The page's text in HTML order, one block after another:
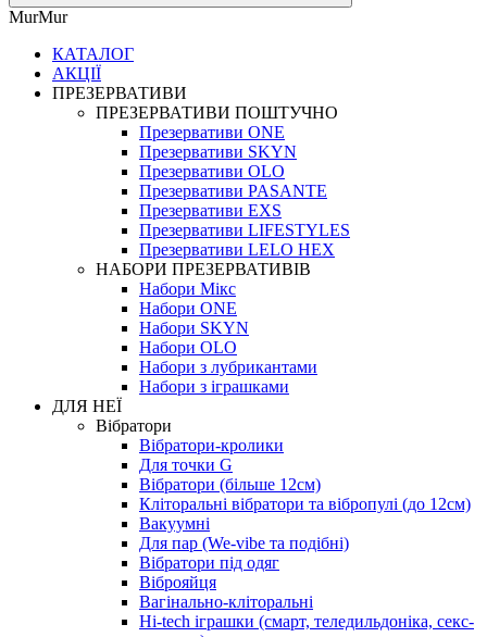
MurMur
КАТАЛОГ
АКЦІЇ
ПРЕЗЕРВАТИВИ
ПРЕЗЕРВАТИВИ ПОШТУЧНО
Презервативи ONE
Презервативи SKYN
Презервативи OLO
Презервативи PASANTE
Презервативи EXS
Презервативи LIFESTYLES
Презервативи LELO HEX
НАБОРИ ПРЕЗЕРВАТИВІВ
Набори Мікс
Набори ONE
Набори SKYN
Набори OLO
Набори з лубрикантами
Набори з іграшками
ДЛЯ НЕЇ
Вібратори
Вібратори-кролики
Для точки G
Вібратори (більше 12см)
Кліторальні вібратори та вібропулі (до 12см)
Вакуумні
Для пар (We-vibe та подібні)
Вібратори під одяг
Віброяйця
Вагінально-кліторальні
Hi-tech іграшки (смарт, теледильдоніка, секс-